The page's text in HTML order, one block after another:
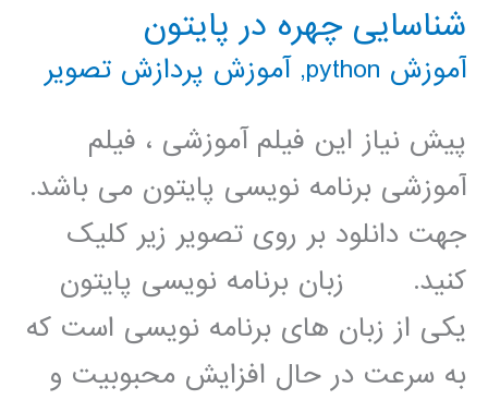
شناسایی چهره در پایتون
آموزش python ,آموزش پردازش تصویر
پیش نیاز این فیلم آموزشی ، فیلم
آموزشی برنامه نویسی پایتون می باشد.
جهت دانلود بر روی تصویر زیر کلیک
کنید. زبان برنامه نویسی پایتون
یکی از زبان های برنامه نویسی است که
به سرعت در حال افزایش محبوبیت و